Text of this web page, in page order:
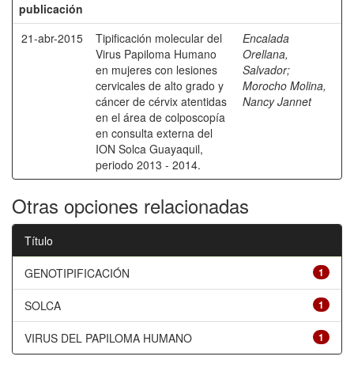
publicación
21-abr-2015
Tipificación molecular del
Virus Papiloma Humano
en mujeres con lesiones
cervicales de alto grado y
cáncer de cérvix atentidas
en el área de colposcopía
en consulta externa del
ION Solca Guayaquil,
periodo 2013 - 2014.
Encalada
Orellana,
Salvador;
Morocho Molina,
Nancy Jannet
Otras opciones relacionadas
Título
1
GENOTIPIFICACIÓN
1
SOLCA
1
VIRUS DEL PAPILOMA HUMANO